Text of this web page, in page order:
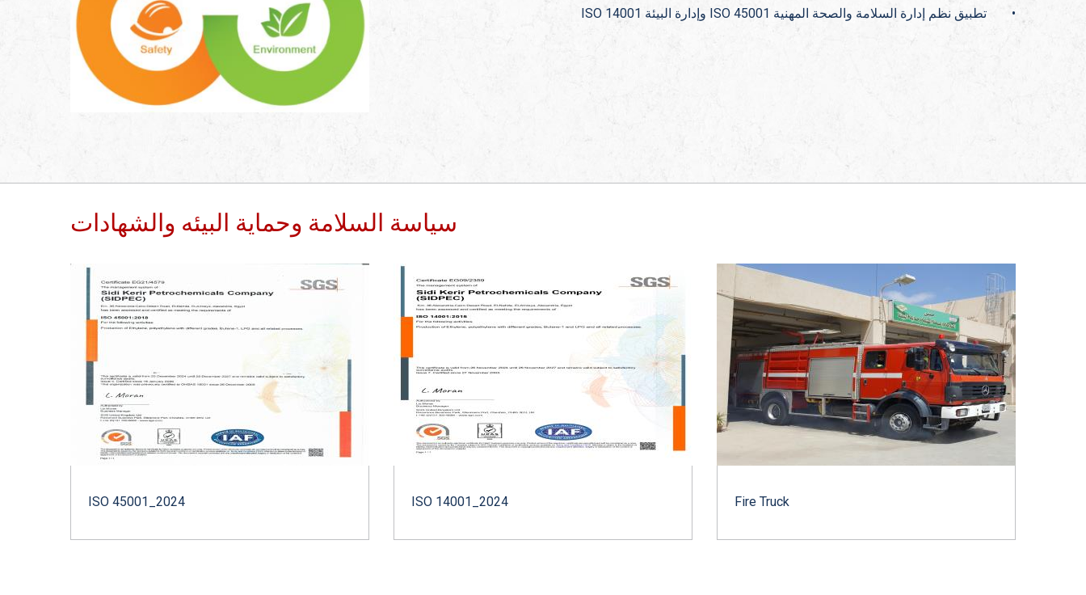
•
تطبيق نظم إدارة السلامة والصحة المهنية ISO 45001 وإدارة البيئة ISO 14001
سياسة السلامة وحماية البيئه والشهادات
ISO 45001_2024 ISO 14001_2024 Fire Truck